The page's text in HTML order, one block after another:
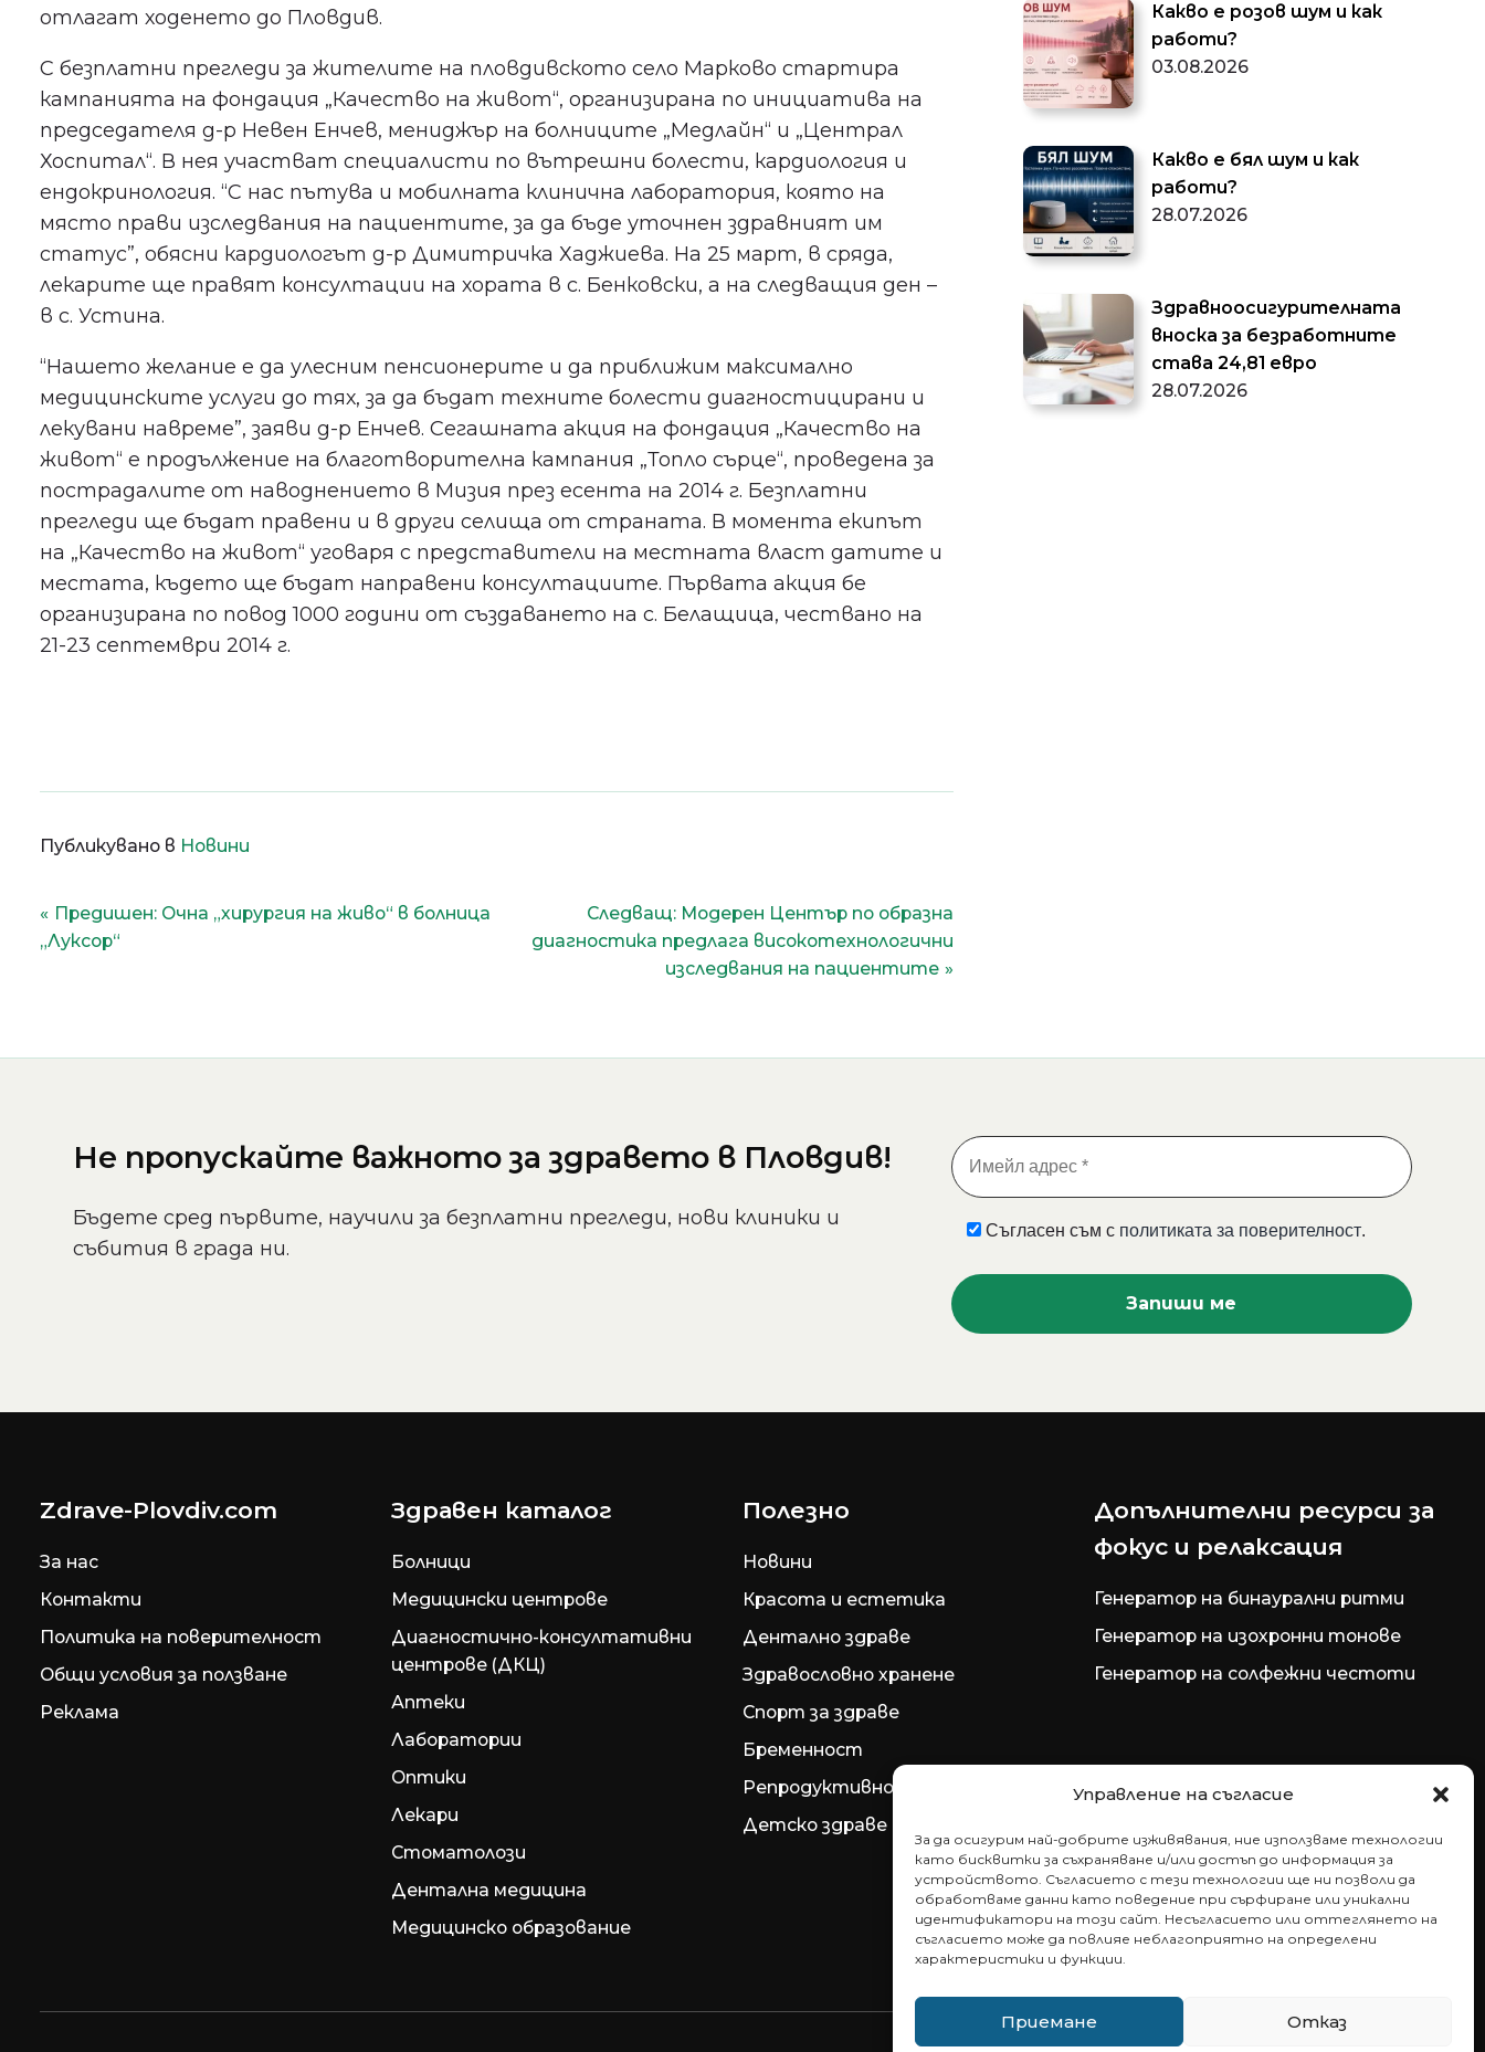
Управление на съгласие
За да осигурим най-добрите изживявания, ние използваме технологии
като бисквитки за съхраняване и/или достъп до информация за
устройството. Съгласието с тези технологии ще ни позволи да
обработваме данни като поведение при сърфиране или уникални
идентификатори на този сайт. Несъгласието или оттеглянето на
съгласието може да повлияе неблагоприятно на определени
характеристики и функции.
Приемане Отказ
отлагат ходенето до Пловдив.
С безплатни прегледи за жителите на пловдивското село Марково стартира
кампанията на фондация „Качество на живот“, организирана по инициатива на
председателя д-р Невен Енчев, мениджър на болниците „Медлайн“ и „Централ
Хоспитал“. В нея участват специалисти по вътрешни болести, кардиология и
ендокринология. “С нас пътува и мобилната клинична лаборатория, която на
място прави изследвания на пациентите, за да бъде уточнен здравният им
статус”, обясни кардиологът д-р Димитричка Хаджиева. На 25 март, в сряда,
лекарите ще правят консултации на хората в с. Бенковски, а на следващия ден –
в с. Устина.
“Нашето желание е да улесним пенсионерите и да приближим максимално
медицинските услуги до тях, за да бъдат техните болести диагностицирани и
лекувани навреме”, заяви д-р Енчев. Сегашната акция на фондация „Качество на
живот“ е продължение на благотворителна кампания „Топло сърце“, проведена за
пострадалите от наводнението в Мизия през есента на 2014 г. Безплатни
прегледи ще бъдат правени и в други селища от страната. В момента екипът
на „Качество на живот“ уговаря с представители на местната власт датите и
местата, където ще бъдат направени консултациите. Първата акция бе
организирана по повод 1000 години от създаването на с. Белащица, чествано на
21-23 септември 2014 г.
Не пропускайте важното
за здравето в Пловдив!
Бъдете сред първите, научили за
Публикувано в Новини
Навигация
Предишен: Очна „хирургия на живо“ в болница
„Луксор“
Следващ: Модерен Център по образна
диагностика предлага високотехнологични
изследвания на пациентите
Какво е розов шум и как
работи?
03.08.2026
Какво е бял шум и как
работи?
28.07.2026
Здравноосигурителната
вноска за безработните
става 24,81 евро
28.07.2026
Не пропускайте важното за здравето в Пловдив!
Бъдете сред първите, научили за безплатни прегледи, нови клиники и
събития в града ни.
Съгласен съм с политиката за поверителност.
Zdrave-Plovdiv.com
За нас
Контакти
Политика на поверителност
Общи условия за ползване
Реклама
Здравен каталог
Болници
Медицински центрове
Диагностично-консултативни
центрове (ДКЦ)
Аптеки
Лаборатории
Оптики
Лекари
Стоматолози
Дентална медицина
Медицинско образование
Полезно
Новини
Красота и естетика
Дентално здраве
Здравословно хранене
Спорт за здраве
Бременност
Репродуктивно здраве
Детско здраве
Допълнителни ресурси за
фокус и релаксация
Генератор на бинаурални ритми
Генератор на изохронни тонове
Генератор на солфежни честоти